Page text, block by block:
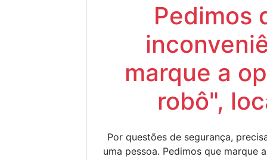
Pedimos
marque a
robô",
Por questões de segurança,
uma pessoa. Pedimos que marque